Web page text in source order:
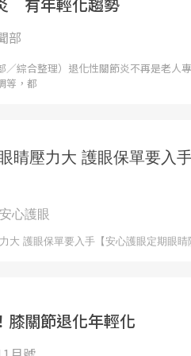
部
／綜合整理）退化性關節炎不再是老人
等，都
膝關節退化年輕化